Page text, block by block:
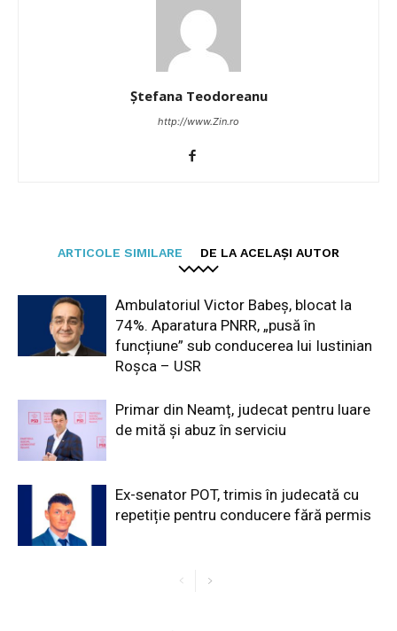
Ștefana Teodoreanu
http://www.Zin.ro
ARTICOLE SIMILARE DE LA ACELAȘI AUTOR
Ambulatoriul Victor Babeș, blocat la
74%. Aparatura PNRR, „pusă în
funcțiune” sub conducerea lui Iustinian
Roșca – USR
Primar din Neamț, judecat pentru luare
de mită și abuz în serviciu
Ex-senator POT, trimis în judecată cu
repetiție pentru conducere fără permis